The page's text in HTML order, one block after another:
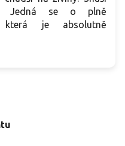
Jedná se o plně
která je absolutně